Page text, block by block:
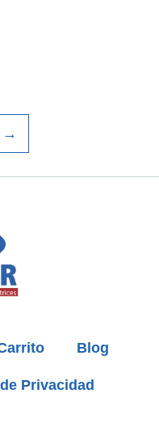
→
Blog
Privacidad